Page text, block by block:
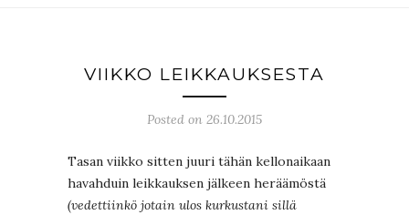
VIIKKO LEIKKAUKSESTA
Posted on 26.10.2015
Tasan viikko sitten juuri tähän kellonaikaan
havahduin leikkauksen jälkeen heräämöstä
(vedettiinkö jotain ulos kurkustani sillä